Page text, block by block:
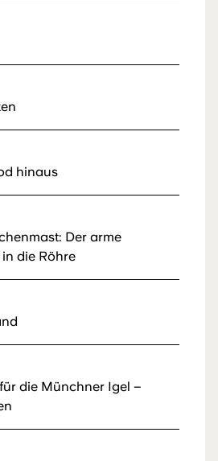
hinaus
Der arme
die Röhre
die Münchner Igel –